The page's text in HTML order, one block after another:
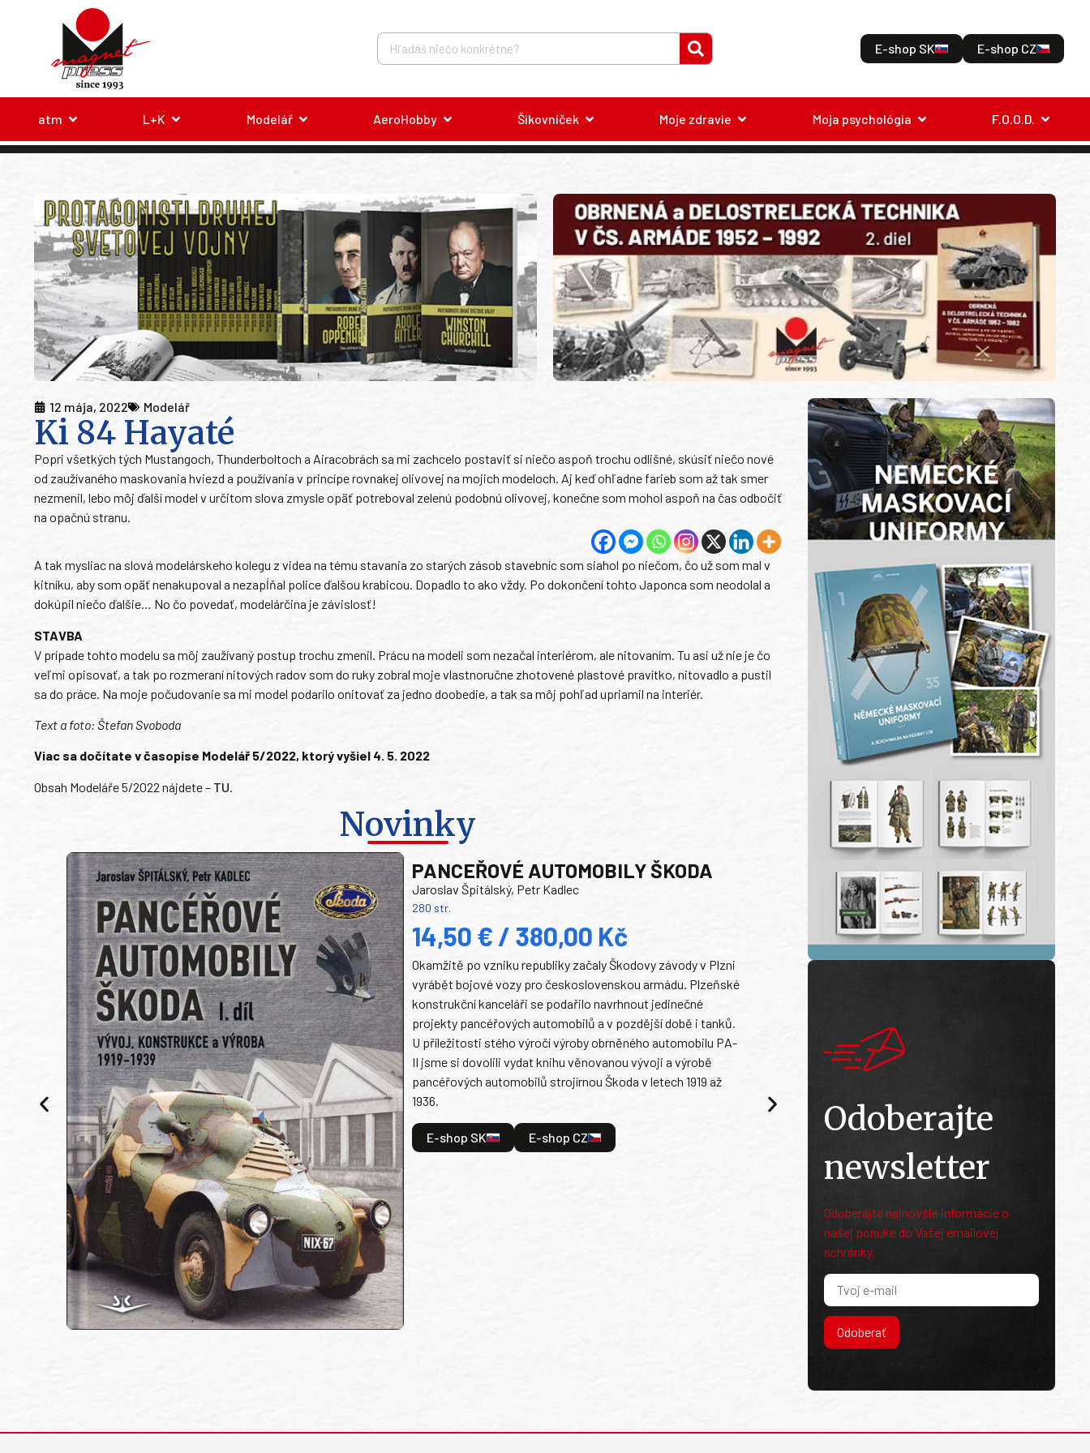
E-shop SK E-shop CZ
atm L+K Modelář AeroHobby Šikovníček Moje zdravie Moja psychológia F.O.O.D.
12 mája, 2022 Modelář
Ki 84 Hayaté
Popri všetkých tých Mustangoch, Thunderboltoch a Airacobrách sa mi zachcelo postaviť si niečo aspoň trochu odlišné, skúsiť niečo nové
od zaužívaného maskovania hviezd a používania v princípe rovnakej olivovej na mojich modeloch. Aj keď ohľadne farieb som až tak smer
nezmenil, lebo môj ďalší model v určitom slova zmysle opäť potreboval zelenú podobnú olivovej, konečne som mohol aspoň na čas odbočiť
na opačnú stranu.
A tak mysliac na slová modelárskeho kolegu z videa na tému stavania zo starých zásob stavebníc som siahol po niečom, čo už som mal v
kitníku, aby som opäť nenakupoval a nezapĺňal police ďalšou krabicou. Dopadlo to ako vždy. Po dokončení tohto Japonca som neodolal a
dokúpil niečo ďalšie… No čo povedať, modelárčina je závislosť!
STAVBA
V prípade tohto modelu sa môj zaužívaný postup trochu zmenil. Prácu na modeli som nezačal interiérom, ale nitovaním. Tu asi už nie je čo
veľmi opisovať, a tak po rozmeraní nitových radov som do ruky zobral moje vlastnoručne zhotovené plastové pravítko, nitovadlo a pustil
sa do práce. Na moje počudovanie sa mi model podarilo onitovať za jedno doobedie, a tak sa môj pohľad upriamil na interiér.
Text a foto: Štefan Svoboda
Viac sa dočítate v časopise Modelář 5/2022, ktorý vyšiel 4. 5. 2022
Obsah Modeláře 5/2022 nájdete – TU
Novinky
PANCEŘOVÉ AUTOMOBILY ŠKODA
Jaroslav Špitálský, Petr Kadlec
280 str.
14,50 € / 380,00 Kč
Okamžitě po vzniku republiky začaly Škodovy závody v Plzni
vyrábět bojové vozy pro československou armádu. Plzeňské
konstrukční kanceláři se podařilo navrhnout jedinečné
projekty pancéřových automobilů a v pozdější době i tanků.
U příležitosti stého výročí výroby obrněného automobilu PA-
II jsme si dovolili vydat knihu věnovanou vývoji a výrobě
pancéřových automobilů strojírnou Škoda v letech 1919 až
1936.
E-shop SK E-shop CZ
Odoberajte
newsletter
Odoberajte najnovšie informácie o
našej ponuke do Vašej emailovej
schránky.
Odoberať